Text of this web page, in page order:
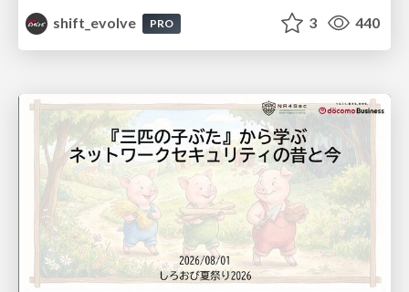
shift_evolve
PRO 3 440